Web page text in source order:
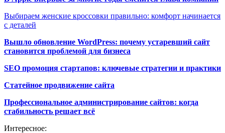
Выбираем женские кроссовки правильно: комфорт начинается
с деталей
Вышло обновление WordPress: почему устаревший сайт
становится проблемой для бизнеса
SEO промоция стартапов: ключевые стратегии и практики
Статейное продвижение сайта
Профессиональное администрирование сайтов: когда
стабильность решает всё
Интересное: